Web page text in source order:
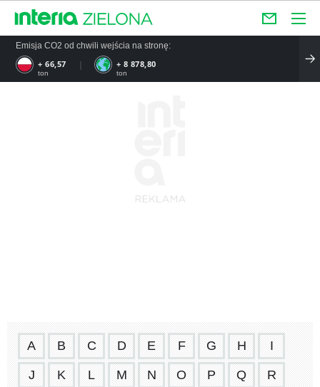
Emisja CO2 od chwili wejścia na stronę:
+ 66,57
ton
+ 8 878,80
ton
A B C D E F G H I
J K L M N O P Q R